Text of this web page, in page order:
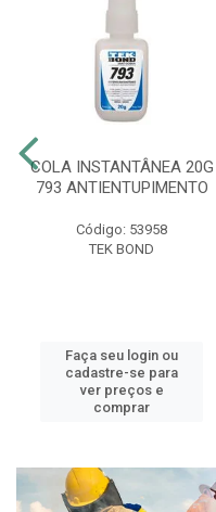
COLA INSTANTÂNEA 20G
793 ANTIENTUPIMENTO
Código: 53958
TEK BOND
Faça seu login ou
cadastre-se para
ver preços e
comprar